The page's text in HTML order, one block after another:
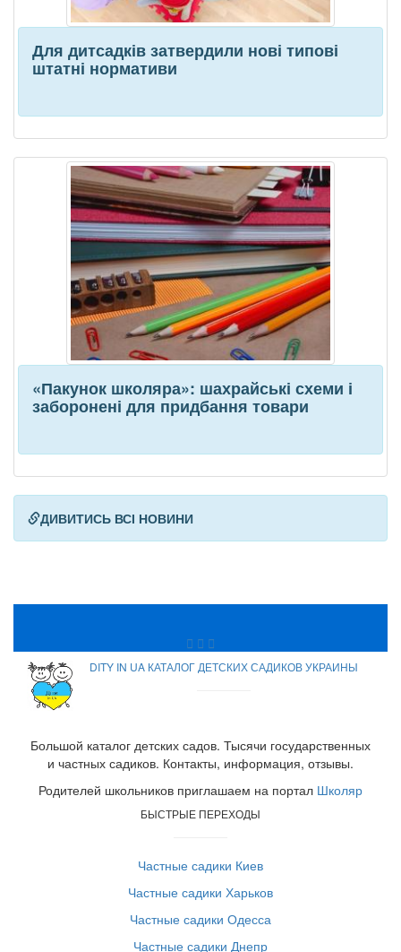
Для дитсадків затвердили нові типові
штатні нормативи
«Пакунок школяра»: шахрайські схеми і
заборонені для придбання товари
ДИВИТИСЬ ВСІ НОВИНИ
DITY IN UA КАТАЛОГ ДЕТСКИХ САДИКОВ УКРАИНЫ
Большой каталог детских садов. Тысячи государственных
и частных садиков. Контакты, информация, отзывы.
Родителей школьников приглашаем на портал Школяр
БЫСТРЫЕ ПЕРЕХОДЫ
Частные садики Киев
Частные садики Харьков
Частные садики Одесса
Частные садики Днепр